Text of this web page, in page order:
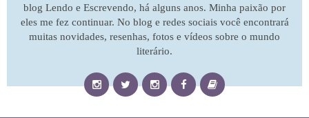
blog Lendo e Escrevendo, há alguns anos. Minha paixão por
eles me fez continuar. No blog e redes sociais você encontrará
muitas novidades, resenhas, fotos e vídeos sobre o mundo
literário.